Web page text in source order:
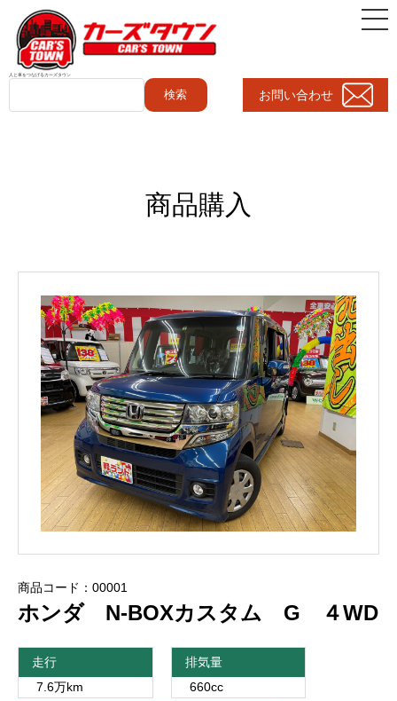
人と車をつなげるカーズタウン
検索 お問い合わせ
商品購入
商品コード：00001
ホンダ N-BOXカスタム G ４WD
走行
7.6万km
排気量
660cc